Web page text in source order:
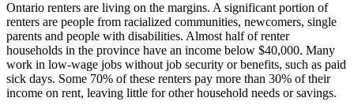
Ontario renters are living on the margins. A significant portion of
renters are people from racialized communities, newcomers, single
parents and people with disabilities. Almost half of renter
households in the province have an income below $40,000. Many
work in low-wage jobs without job security or benefits, such as paid
sick days. Some 70% of these renters pay more than 30% of their
income on rent, leaving little for other household needs or savings.